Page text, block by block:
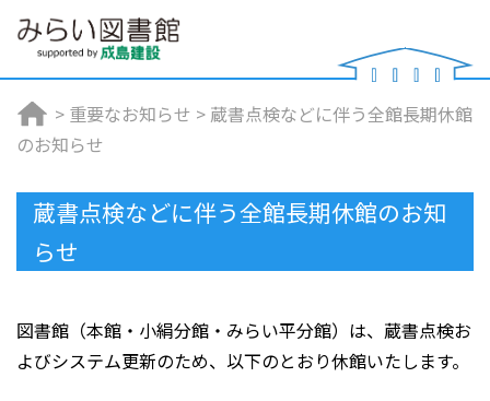
> 重要なお知らせ > 蔵書点検などに伴う全館長期休館
のお知らせ
蔵書点検などに伴う全館長期休館のお知
らせ
図書館（本館・小絹分館・みらい平分館）は、蔵書点検お
よびシステム更新のため、以下のとおり休館いたします。